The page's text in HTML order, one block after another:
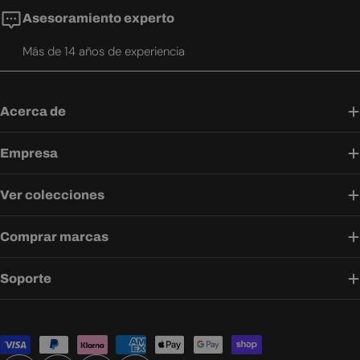
Asesoramiento experto
Más de 14 años de experiencia
Acerca de
Empresa
Ver colecciones
Comprar marcas
Soporte
Métodos